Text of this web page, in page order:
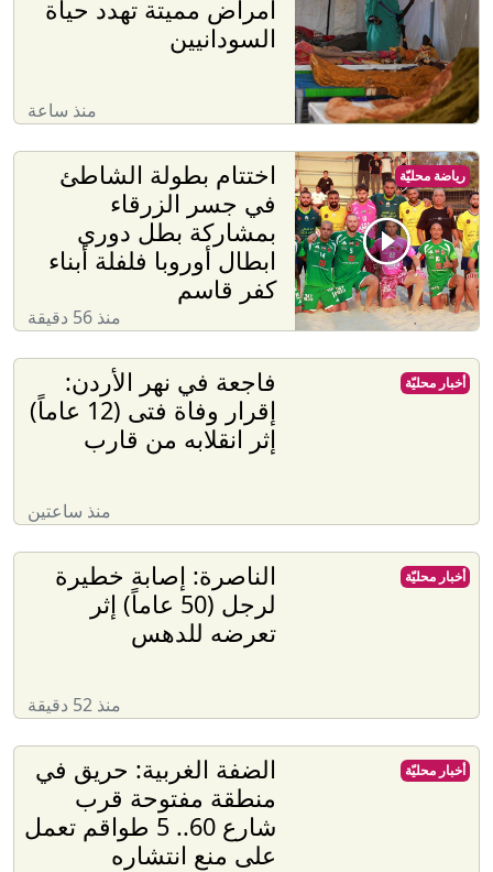
أمراض مميتة تهدد حياة
السودانيين
منذ ساعة
اختتام بطولة الشاطئ
في جسر الزرقاء
بمشاركة بطل دوري
ابطال أوروبا فلفلة أبناء
كفر قاسم
منذ 56 دقيقة
رياضة محليّة
فاجعة في نهر الأردن:
إقرار وفاة فتى (12 عاماً)
إثر انقلابه من قارب
منذ ساعتين
أخبار محليّة
الناصرة: إصابة خطيرة
لرجل (50 عاماً) إثر
تعرضه للدهس
منذ 52 دقيقة
أخبار محليّة
الضفة الغربية: حريق في
منطقة مفتوحة قرب
شارع 60.. 5 طواقم تعمل
على منع انتشاره
أخبار محليّة